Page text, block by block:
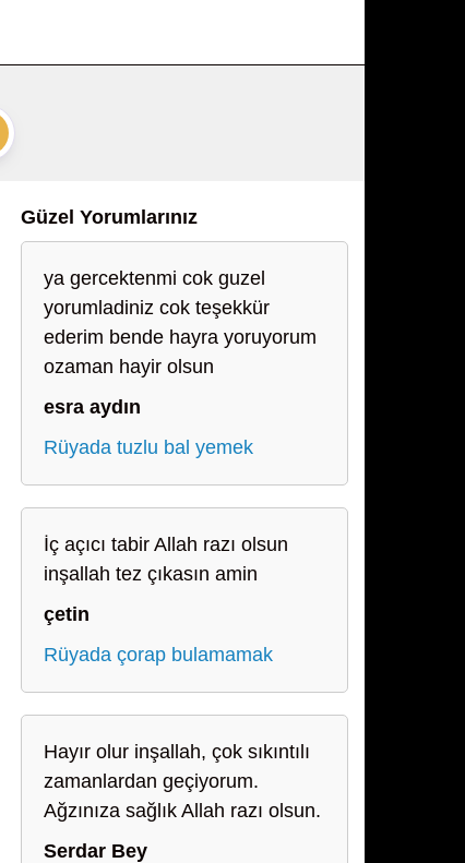
Güzel Yorumlarınız
ya gercektenmi cok guzel
yorumladiniz cok teşekkür
ederim bende hayra yoruyorum
ozaman hayir olsun
esra aydın
Rüyada tuzlu bal yemek
İç açıcı tabir Allah razı olsun
inşallah tez çıkasın amin
çetin
Rüyada çorap bulamamak
Hayır olur inşallah, çok sıkıntılı
zamanlardan geçiyorum.
Ağzınıza sağlık Allah razı olsun.
Serdar Bey